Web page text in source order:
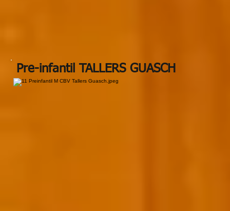
Pre-infantil TALLERS GUASCH